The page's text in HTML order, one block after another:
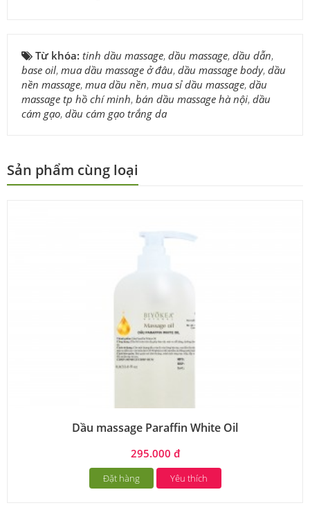
Từ khóa: tinh dầu massage, dầu massage, dầu dẫn,
base oil, mua dầu massage ở đâu, dầu massage body, dầu
nền massage, mua dầu nền, mua sỉ dầu massage, dầu
massage tp hồ chí minh, bán dầu massage hà nội, dầu
cám gạo, dầu cám gạo trắng da
Sản phẩm cùng loại
Dầu massage Paraffin White Oil
295.000 đ
Đặt hàng Yêu thích